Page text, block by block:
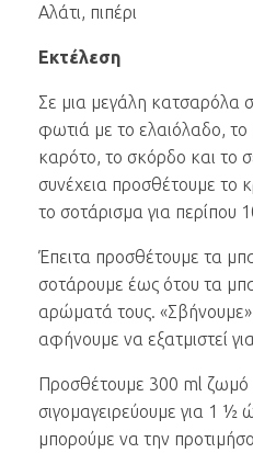
Αλάτι, πιπέρι
Εκτέλεση
Σε μια μεγάλη κατσαρόλα
φωτιά με το ελαιόλαδο, το
καρότο, το σκόρδο και το
συνέχεια προσθέτουμε το
το σοτάρισμα για περίπου
Έπειτα προσθέτουμε τα
σοτάρουμε έως ότου τα
αρώματά τους. «Σβήνουμε»
αφήνουμε να εξατμιστεί
Προσθέτουμε 300 ml ζωμό
σιγομαγειρεύουμε για 1 ½
μπορούμε να την